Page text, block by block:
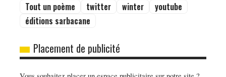
Tout un poème
twitter winter
youtube
éditions sarbacane
Placement de publicité